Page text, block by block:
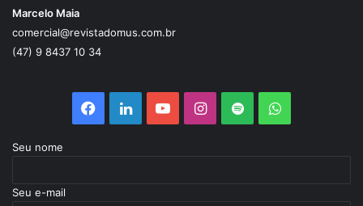
Marcelo Maia
comercial@revistadomus.com.br
(47) 9 8437 10 34
Facebook
LinkedinYouTubeInstagram
SpotifyWhatsApp
Seu nome
Seu e-mail